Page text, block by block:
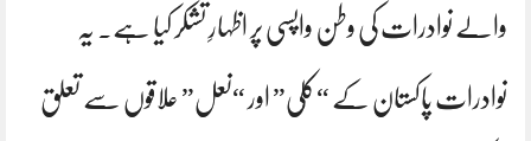
والے نوادرات کی وطن واپسی پر اظہارِ تشکر کیا ہے۔ یہ
نوادرات پاکستان کے “کُلی” اور “نعل” علاقوں سے تعلق